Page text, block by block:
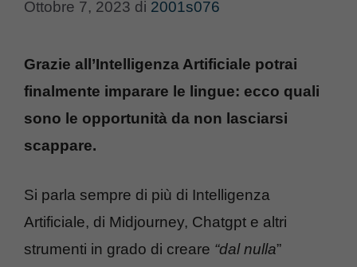
Ottobre 7, 2023 di 2001s076
Grazie all’Intelligenza Artificiale potrai
finalmente imparare le lingue: ecco quali
sono le opportunità da non lasciarsi
scappare.
Si parla sempre di più di Intelligenza
Artificiale, di Midjourney, Chatgpt e altri
strumenti in grado di creare “dal nulla”